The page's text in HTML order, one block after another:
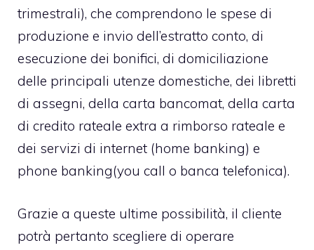
trimestrali), che comprendono le spese di
produzione e invio dell’estratto conto, di
esecuzione dei bonifici, di domiciliazione
delle principali utenze domestiche, dei libretti
di assegni, della carta bancomat, della carta
di credito rateale extra a rimborso rateale e
dei servizi di internet (home banking) e
phone banking(you call o banca telefonica).
Grazie a queste ultime possibilità, il cliente
potrà pertanto scegliere di operare